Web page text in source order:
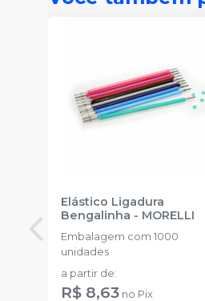
Elástico Ligadura
Bengalinha - MORELLI
Embalagem com 1000
unidades
a partir de:
R$ 8,63 no Pix